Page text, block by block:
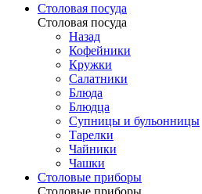
Столовая посуда
Столовая посуда
Назад
Кофейники
Кружки
Салатники
Блюда
Блюдца
Супницы и бульонницы
Тарелки
Чайники
Чашки
Cтоловые приборы
Cтоловые приборы